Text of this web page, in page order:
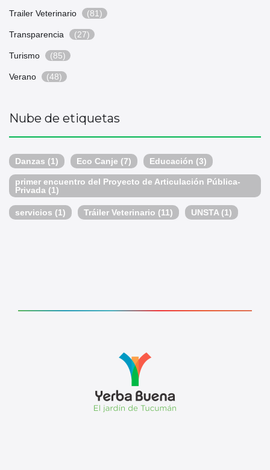
Trailer Veterinario (81)
Transparencia (27)
Turismo (85)
Verano (48)
Nube de etiquetas
Danzas (1) Eco Canje (7) Educación (3)
primer encuentro del Proyecto de Articulación Pública-
Privada (1)
servicios (1) Tráiler Veterinario (11) UNSTA (1)